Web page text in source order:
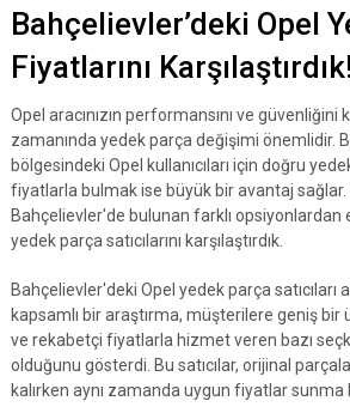
Bahçelievler’deki Opel
Fiyatlarını Karşılaştırdık!
Opel aracınızın performansını ve güvenliğini
zamanında yedek parça değişimi önemlidir.
bölgesindeki Opel kullanıcıları için doğru
fiyatlarla bulmak ise büyük bir avantaj sağlar.
Bahçelievler'de bulunan farklı opsiyonlardan
yedek parça satıcılarını karşılaştırdık.
Bahçelievler'deki Opel yedek parça satıcıları
kapsamlı bir araştırma, müşterilere geniş bir
ve rekabetçi fiyatlarla hizmet veren bazı
olduğunu gösterdi. Bu satıcılar, orijinal
kalırken aynı zamanda uygun fiyatlar sunma